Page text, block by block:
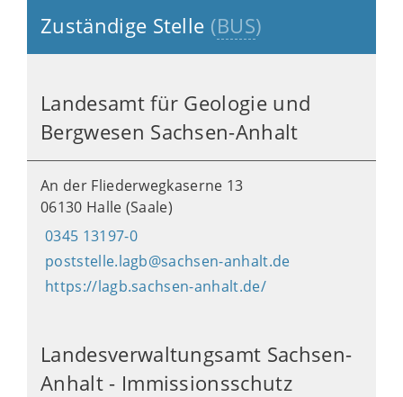
Zuständige Stelle (BUS)
Landesamt für Geologie und
Bergwesen Sachsen-Anhalt
An der Fliederwegkaserne 13
06130 Halle (Saale)
0345 13197-0
poststelle.lagb@sachsen-anhalt.de
https://lagb.sachsen-anhalt.de/
Landesverwaltungsamt Sachsen-
Anhalt - Immissionsschutz